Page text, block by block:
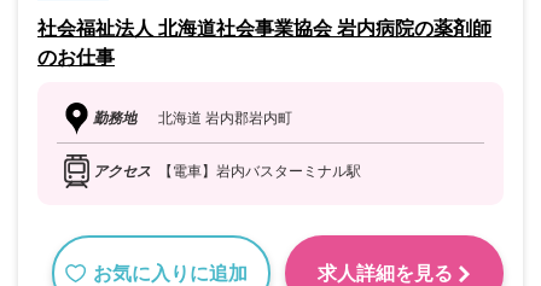
社会福祉法人 北海道社会事業協会 岩内病院の薬剤師
のお仕事
勤務地 北海道 岩内郡岩内町
アクセス 【電車】岩内バスターミナル駅
お気に入りに追加 求人詳細を見る